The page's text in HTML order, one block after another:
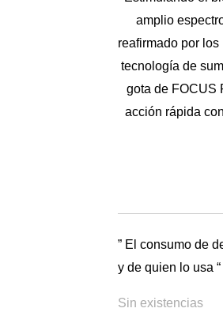
amplio
reafirmado por
tecnología de
gota de FOCUS
acción rápida
” El consumo de
y de quien lo usa “
Sin existencias